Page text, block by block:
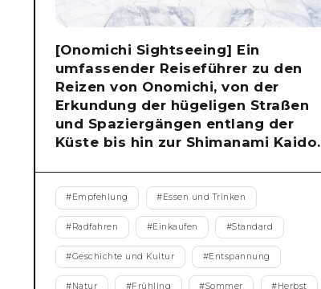
[Onomichi Sightseeing] Ein
umfassender Reiseführer zu den
Reizen von Onomichi, von der
Erkundung der hügeligen Straßen
und Spaziergängen entlang der
Küste bis hin zur Shimanami Kaido.
#Empfehlung #Essen und Trinken
#Radfahren #Einkaufen #Standard
#Geschichte und Kultur #Entspannung
#Natur #Frühling #Sommer #Herbst